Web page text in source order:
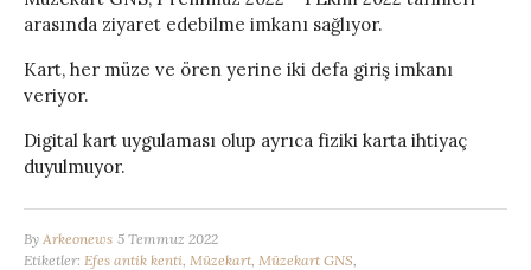
arasında ziyaret edebilme imkanı sağlıyor.
Kart, her müze ve ören yerine iki defa giriş imkanı
veriyor.
Digital kart uygulaması olup ayrıca fiziki karta ihtiyaç
duyulmuyor.
By Arkeonews 5 Temmuz 2022
Etiketler: Efes antik kenti Müzekart Müzekart GNS